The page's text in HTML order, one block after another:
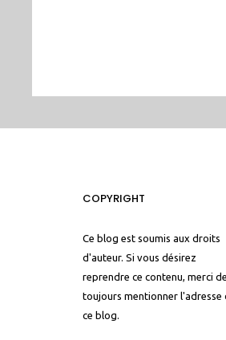
COPYRIGHT
Ce blog est soumis aux droits
d'auteur. Si vous désirez
reprendre ce contenu, merci de
toujours mentionner l'adresse
ce blog.